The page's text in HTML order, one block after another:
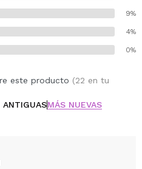
9%
4%
0%
este producto (22 en tu
ANTIGUASMÁS NUEVAS